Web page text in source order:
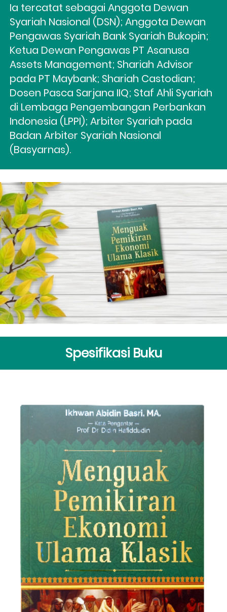
Ia tercatat sebagai Anggota Dewan
Syariah Nasional (DSN); Anggota Dewan
Pengawas Syariah Bank Syariah Bukopin;
Ketua Dewan Pengawas PT Asanusa
Assets Management; Shariah Advisor
pada PT Maybank; Shariah Castodian;
Dosen Pasca Sarjana IIQ; Staf Ahli Syariah
di Lembaga Pengembangan Perbankan
Indonesia (LPPI); Arbiter Syariah pada
Badan Arbiter Syariah Nasional
(Basyarnas).
Spesifikasi Buku